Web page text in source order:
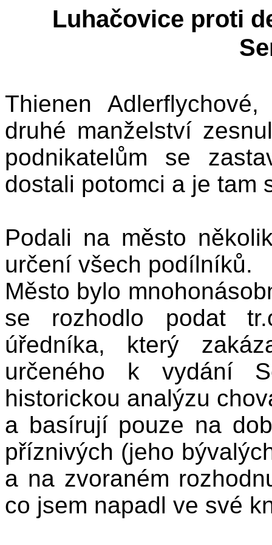
Luhačovice proti
Thienen
druhé manželství
podnikatelům se
dostali potomci a je tam
Podali na město
určení všech podílníků.
Město bylo
se rozhodlo podat
úředníka, který
určeného k vydání
historickou analýzu
a basírují pouze na
příznivých (jeho
a na zvoraném
co jsem napadl ve své